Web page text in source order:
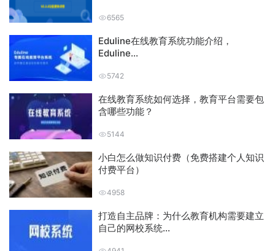
6565
Eduline在线教育系统功能介绍，
Eduline...
5742
在线教育系统如何选择，教育平台需要包
含哪些功能？
5144
小白怎么做知识付费（免费搭建个人知识
付费平台）
4958
打造自主品牌：为什么教育机构需要建立
自己的网校系统...